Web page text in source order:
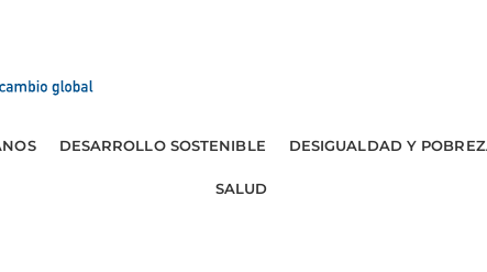
DESARROLLO SOSTENIBLE DESIGUALDAD Y
SALUD